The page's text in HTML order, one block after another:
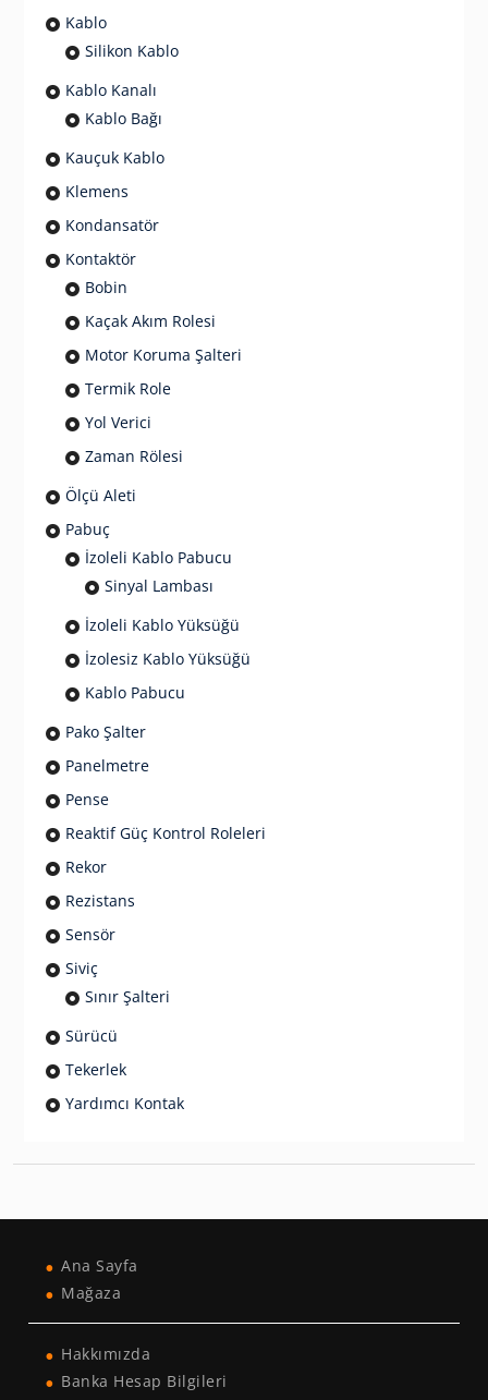
Kablo
Silikon Kablo
Kablo Kanalı
Kablo Bağı
Kauçuk Kablo
Klemens
Kondansatör
Kontaktör
Bobin
Kaçak Akım Rolesi
Motor Koruma Şalteri
Termik Role
Yol Verici
Zaman Rölesi
Ölçü Aleti
Pabuç
İzoleli Kablo Pabucu
Sinyal Lambası
İzoleli Kablo Yüksüğü
İzolesiz Kablo Yüksüğü
Kablo Pabucu
Pako Şalter
Panelmetre
Pense
Reaktif Güç Kontrol Roleleri
Rekor
Rezistans
Sensör
Siviç
Sınır Şalteri
Sürücü
Tekerlek
Yardımcı Kontak
Ana Sayfa
Mağaza
Hakkımızda
Banka Hesap Bilgileri